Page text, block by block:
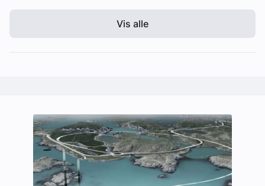
Vis alle